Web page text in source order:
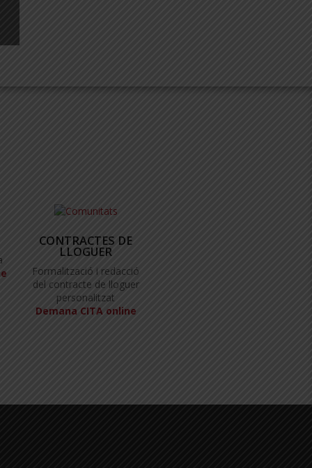
CONTRACTES DE
LLOGUER
Formalització i redacció
del contracte de lloguer
personalitzat
Demana CITA online